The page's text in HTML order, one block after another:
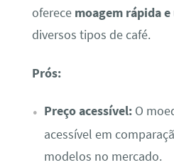
oferece moagem rápida
diversos tipos de café.
Prós:
Preço acessível:O
acessível em
modelos no mercado.